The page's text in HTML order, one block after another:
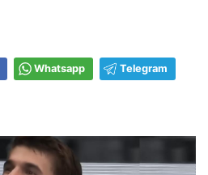
Whatsapp Telegram